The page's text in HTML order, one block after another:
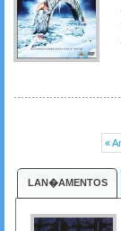
«
LAN�AMENTOS